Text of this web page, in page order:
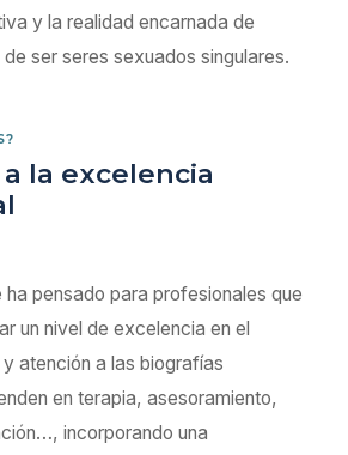
y la realidad encarnada de
ser seres sexuados singulares.
la excelencia
ha pensado para profesionales que
un nivel de excelencia en el
atención a las biografías
en terapia, asesoramiento,
incorporando una